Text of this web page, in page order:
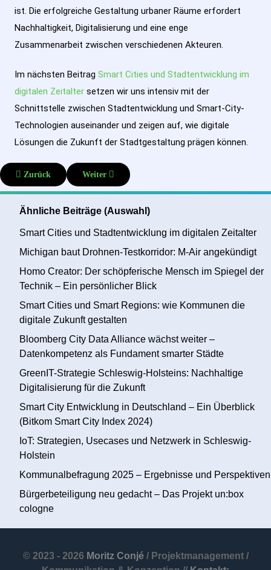
ist. Die erfolgreiche Gestaltung urbaner Räume erfordert
Nachhaltigkeit, Digitalisierung und eine enge
Zusammenarbeit zwischen verschiedenen Akteuren.
Im nächsten Beitrag Smart Cities und Stadtentwicklung im
digitalen Zeitalter setzen wir uns intensiv mit der
Schnittstelle zwischen Stadtentwicklung und Smart-City-
Technologien auseinander und zeigen auf, wie digitale
Lösungen die Zukunft der Stadtgestaltung prägen können.
Vorheriger Beitrag: Smart Cities und Stadtentwicklung im digitalen
Zurück Nächster Beitrag: Smart Cities und Smart
Weiter
Ähnliche Beiträge (Auswahl)
Smart Cities und Stadtentwicklung im digitalen Zeitalter
Michigan baut Drohnen-Testkorridor: M-Air angekündigt
Homo Creator: Der schöpferische Mensch im Spiegel der
Technik – Ein persönlicher Blick
Smart Cities und Smart Regions: wie Kommunen die
digitale Zukunft gestalten
Bloomberg City Data Alliance wächst weiter –
Datenkompetenz als Fundament smarter Städte
GreenIT-Strategie Schleswig-Holsteins: Nachhaltige
Digitalisierung für die Zukunft
Smart City Entwicklung in Deutschland – Ein Überblick
(Bitkom Smart City Index 2024)
IoT: Strategien, Usecases und Netzwerk in Schleswig-
Holstein
Kommunalbefragung 2025 – Ergebnisse und Perspektiven
Bürgerbeteiligung neu gedacht – Das Projekt un:box
cologne
© 2023 - 2026 Moritz Conjé/ Projektmanagement /